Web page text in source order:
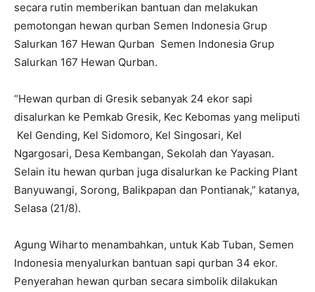
secara rutin memberikan bantuan dan melakukan
pemotongan hewan qurban Semen Indonesia Grup
Salurkan 167 Hewan Qurban Semen Indonesia Grup
Salurkan 167 Hewan Qurban.
“Hewan qurban di Gresik sebanyak 24 ekor sapi
disalurkan ke Pemkab Gresik, Kec Kebomas yang meliputi
Kel Gending, Kel Sidomoro, Kel Singosari, Kel
Ngargosari, Desa Kembangan, Sekolah dan Yayasan.
Selain itu hewan qurban juga disalurkan ke Packing Plant
Banyuwangi, Sorong, Balikpapan dan Pontianak,” katanya,
Selasa (21/8).
Agung Wiharto menambahkan, untuk Kab Tuban, Semen
Indonesia menyalurkan bantuan sapi qurban 34 ekor.
Penyerahan hewan qurban secara simbolik dilakukan